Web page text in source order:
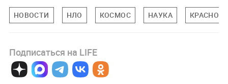
НОВОСТИ НЛО КОСМОС НАУКА
Подписаться на LIFE